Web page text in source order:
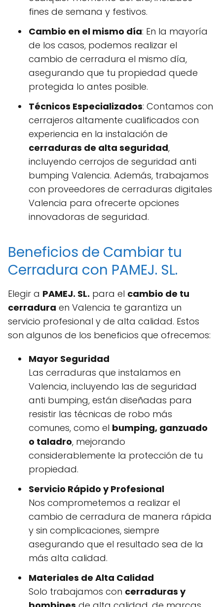
fines de semana y festivos.
Cambio en el mismo día: En la mayoría
de los casos, podemos realizar el
cambio de cerradura el mismo día,
asegurando que tu propiedad quede
protegida lo antes posible.
Técnicos Especializados: Contamos con
cerrajeros altamente cualificados con
experiencia en la instalación de
cerraduras de alta seguridad,
incluyendo cerrojos de seguridad anti
bumping Valencia. Además, trabajamos
con proveedores de cerraduras digitales
Valencia para ofrecerte opciones
innovadoras de seguridad.
Beneficios de Cambiar tu
Cerradura con PAMEJ. SL.
Elegir a PAMEJ. SL. para el cambio de tu
cerradura en Valencia te garantiza un
servicio profesional y de alta calidad. Estos
son algunos de los beneficios que ofrecemos:
Mayor Seguridad
Las cerraduras que instalamos en
Valencia, incluyendo las de seguridad
anti bumping, están diseñadas para
resistir las técnicas de robo más
comunes, como el bumping, ganzuado
o taladro, mejorando
considerablemente la protección de tu
propiedad.
Servicio Rápido y Profesional
Nos comprometemos a realizar el
cambio de cerradura de manera rápida
y sin complicaciones, siempre
asegurando que el resultado sea de la
más alta calidad.
Materiales de Alta Calidad
Solo trabajamos con cerraduras y